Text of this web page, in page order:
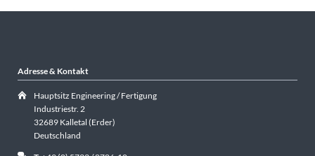
Adresse & Kontakt
Hauptsitz Engineering / Fertigung
Industriestr. 2
32689 Kalletal (Erder)
Deutschland